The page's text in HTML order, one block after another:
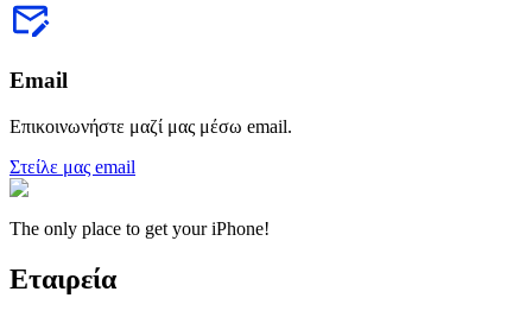
Email
Επικοινωνήστε μαζί μας μέσω email.
Στείλε μας email
The only place to get your iPhone!
Εταιρεία